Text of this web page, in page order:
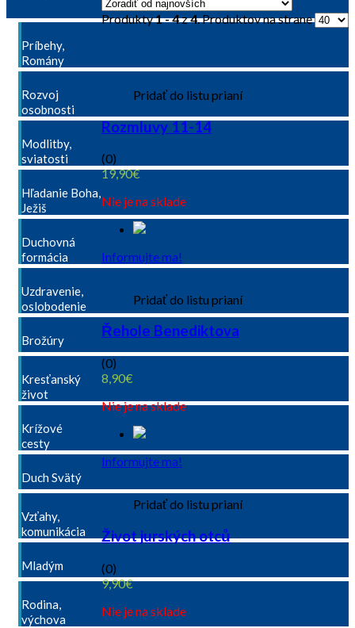
Produkty1 - 4z4. Produktov na strane
Pridať do listu prianí
Rozmluvy 11-14
(0)
19,90€
Nie je na sklade
Informujte ma!
Pridať do listu prianí
Řehole Benediktova
(0)
8,90€
Nie je na sklade
Informujte ma!
Pridať do listu prianí
Život jurských otců
(0)
9,90€
Nie je na sklade
Príbehy,
Romány
Rozvoj
osobnosti
Modlitby,
sviatosti
Hľadanie Boha,
Ježiš
Duchovná
formácia
Uzdravenie,
oslobodenie
Brožúry
Kresťanský
život
Krížové
cesty
Duch Svätý
Vzťahy,
komunikácia
Mladým
Rodina,
výchova